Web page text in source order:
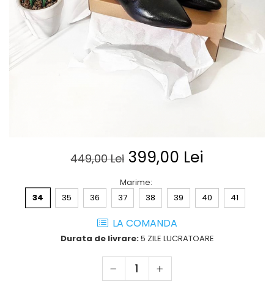
Posete
Rucsac
Borsete
Mov
Visiniu
449,00 Lei 399,00 Lei
Marime:
34
35 36 37 38 39 40 41
LA COMANDA
Durata de livrare:5 ZILE LUCRATOARE